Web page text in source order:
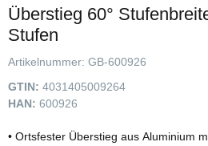
Überstieg 60°
Stufen
Artikelnummer: GB-600926
GTIN: 4031405009264
HAN: 600926
• Ortsfester Überstieg aus Aluminium